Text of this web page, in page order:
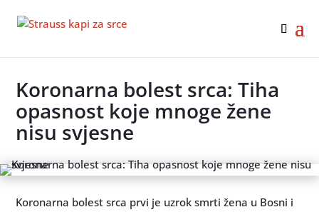
Koronarna bolest srca: Tiha
opasnost koje mnoge žene
nisu svjesne
Koronarna bolest srca prvi je uzrok smrti žena u Bosni i